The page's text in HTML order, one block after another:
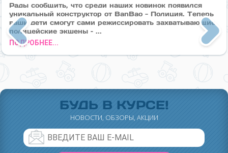
Previous
Рады сообщить, что среди наших новинок появился
уникальный конструктор от BanBao - Полиция. Теперь
ваши дети смогут сами режиссировать захватывающие
полицейские экшены – ...
ПОДРОБНЕЕ...
Next
БУДЬ В КУРСЕ!
НОВОСТИ, ОБЗОРЫ, АКЦИИ